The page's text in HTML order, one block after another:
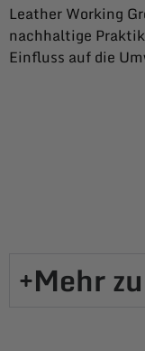
Leather Working
nachhaltige
Einfluss auf die
Mehr